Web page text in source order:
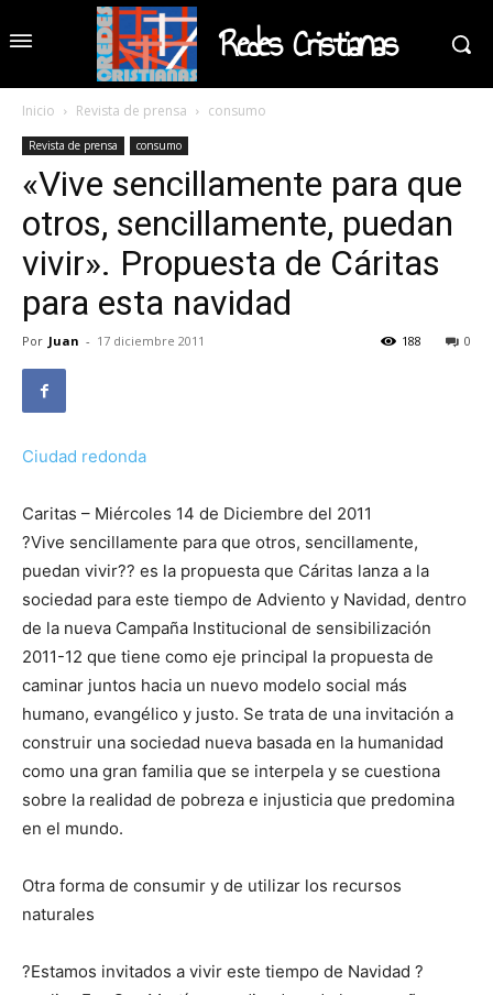
Redes Cristianas
Inicio Revista de prensa consumo
Revista de prensa consumo
«Vive sencillamente para que
otros, sencillamente, puedan
vivir». Propuesta de Cáritas
para esta navidad
Por Juan - 17 diciembre 2011 0
188
Ciudad redonda
Caritas – Miércoles 14 de Diciembre del 2011
?Vive sencillamente para que otros, sencillamente,
puedan vivir?? es la propuesta que Cáritas lanza a la
sociedad para este tiempo de Adviento y Navidad, dentro
de la nueva Campaña Institucional de sensibilización
2011-12 que tiene como eje principal la propuesta de
caminar juntos hacia un nuevo modelo social más
humano, evangélico y justo. Se trata de una invitación a
construir una sociedad nueva basada en la humanidad
como una gran familia que se interpela y se cuestiona
sobre la realidad de pobreza e injusticia que predomina
en el mundo.
Otra forma de consumir y de utilizar los recursos
naturales
?Estamos invitados a vivir este tiempo de Navidad ?